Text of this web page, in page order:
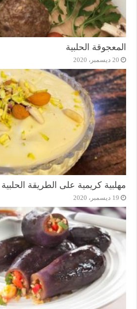
المعجوقة الحلبية
20 ديسمبر، 2020
مهلبية كريمية على الطريقة الحلبية
19 ديسمبر، 2020